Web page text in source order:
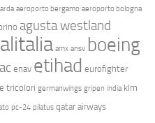
aeroporto bergamo aeroporto bologna
agusta westland
alitalia amx ansv boeing
enav etihad eurofighter
tricolori germanwings gripen india klm
pc-24 pilatus qatar airways